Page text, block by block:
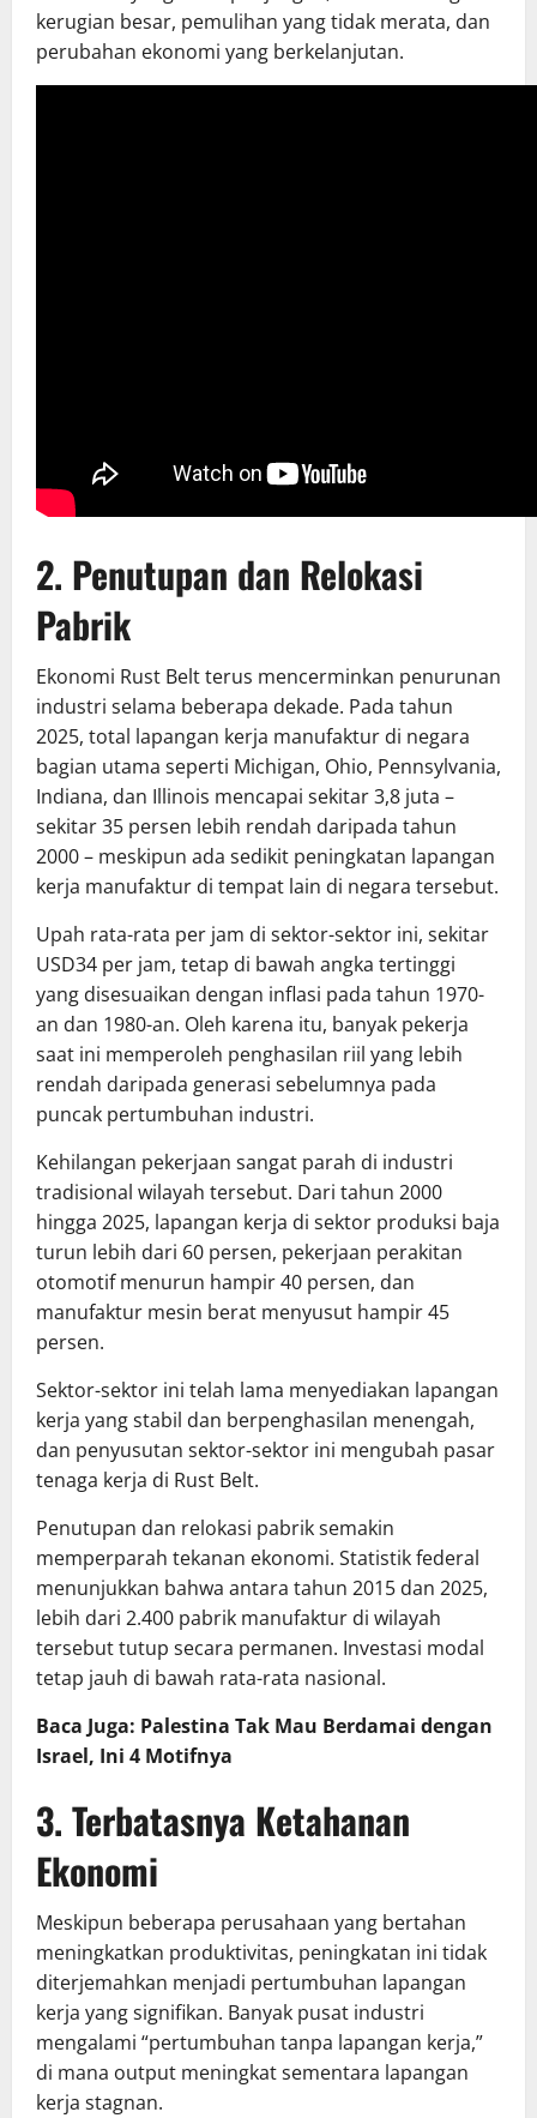
kerugian besar, pemulihan yang tidak merata, dan
perubahan ekonomi yang berkelanjutan.
2. Penutupan dan Relokasi
Pabrik
Ekonomi Rust Belt terus mencerminkan penurunan
industri selama beberapa dekade. Pada tahun
2025, total lapangan kerja manufaktur di negara
bagian utama seperti Michigan, Ohio, Pennsylvania,
Indiana, dan Illinois mencapai sekitar 3,8 juta –
sekitar 35 persen lebih rendah daripada tahun
2000 – meskipun ada sedikit peningkatan lapangan
kerja manufaktur di tempat lain di negara tersebut.
Upah rata-rata per jam di sektor-sektor ini, sekitar
USD34 per jam, tetap di bawah angka tertinggi
yang disesuaikan dengan inflasi pada tahun 1970-
an dan 1980-an. Oleh karena itu, banyak pekerja
saat ini memperoleh penghasilan riil yang lebih
rendah daripada generasi sebelumnya pada
puncak pertumbuhan industri.
Kehilangan pekerjaan sangat parah di industri
tradisional wilayah tersebut. Dari tahun 2000
hingga 2025, lapangan kerja di sektor produksi baja
turun lebih dari 60 persen, pekerjaan perakitan
otomotif menurun hampir 40 persen, dan
manufaktur mesin berat menyusut hampir 45
persen.
Sektor-sektor ini telah lama menyediakan lapangan
kerja yang stabil dan berpenghasilan menengah,
dan penyusutan sektor-sektor ini mengubah pasar
tenaga kerja di Rust Belt.
Penutupan dan relokasi pabrik semakin
memperparah tekanan ekonomi. Statistik federal
menunjukkan bahwa antara tahun 2015 dan 2025,
lebih dari 2.400 pabrik manufaktur di wilayah
tersebut tutup secara permanen. Investasi modal
tetap jauh di bawah rata-rata nasional.
Baca Juga: Palestina Tak Mau Berdamai dengan
Israel, Ini 4 Motifnya
3. Terbatasnya Ketahanan
Ekonomi
Meskipun beberapa perusahaan yang bertahan
meningkatkan produktivitas, peningkatan ini tidak
diterjemahkan menjadi pertumbuhan lapangan
kerja yang signifikan. Banyak pusat industri
mengalami “pertumbuhan tanpa lapangan kerja,”
di mana output meningkat sementara lapangan
kerja stagnan.